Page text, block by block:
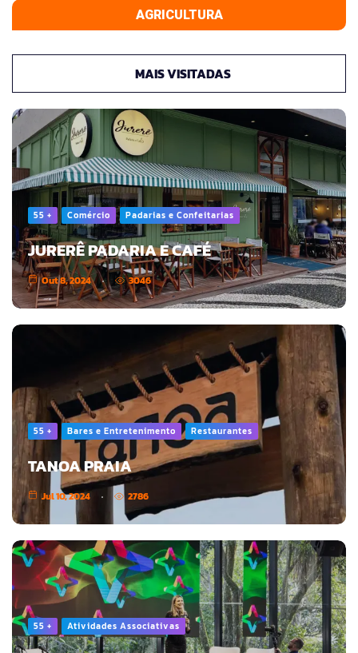
AGRICULTURA
MAIS VISITADAS
55 + Comércio Padarias e Confeitarias
JURERÊ PADARIA E CAFÉ
Out 8, 2024 3046
55 + Bares e Entretenimento Restaurantes
TANOA PRAIA
Jul 10, 2024 2786
55 + Atividades Associativas